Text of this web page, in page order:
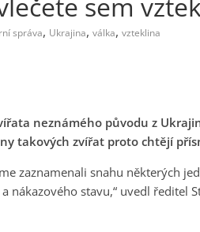
sem
správa, Ukrajina, válka, vzteklina
neznámého původu z
takových zvířat proto chtějí
zaznamenali snahu některých
nákazového stavu,“ uvedl ředitel